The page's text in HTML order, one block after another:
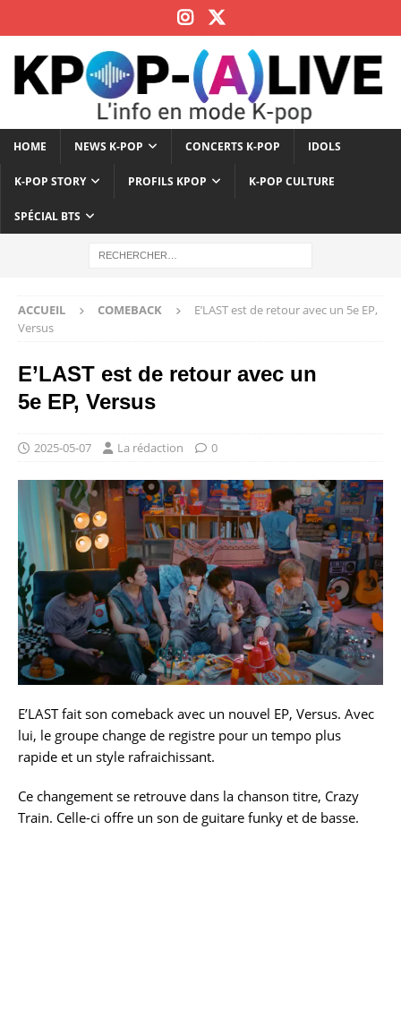
HOME NEWS K-POP CONCERTS K-POP IDOLS
K-POP STORY PROFILS KPOP K-POP CULTURE
SPÉCIAL BTS
ACCUEIL COMEBACK
E’LAST est de retour avec un 5e EP,
Versus
E’LAST est de retour avec un
5e EP, Versus
2025-05-07 La rédaction 0
E’LAST fait son comeback avec un nouvel EP, Versus. Avec
lui, le groupe change de registre pour un tempo plus
rapide et un style rafraichissant.
Ce changement se retrouve dans la chanson titre, Crazy
Train. Celle-ci offre un son de guitare funky et de basse.